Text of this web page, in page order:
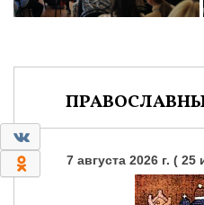
7 августа 2026 г. (